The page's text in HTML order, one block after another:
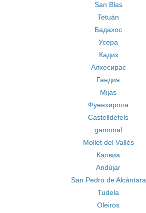
San Blas
Tetuán
Бадахос
Усера
Кадиз
Алхесирас
Гандия
Mijas
Фуенхирола
Castelldefels
gamonal
Mollet del Vallès
Калвиа
Andújar
San Pedro de Alcántara
Tudela
Oleiros